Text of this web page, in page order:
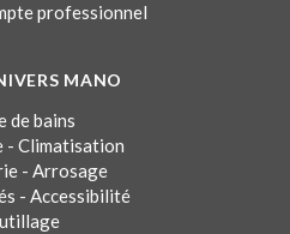
professionnel
MANO
de bains
- Climatisation
- Arrosage
- Accessibilité